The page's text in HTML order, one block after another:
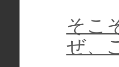
そこ
ぜ、